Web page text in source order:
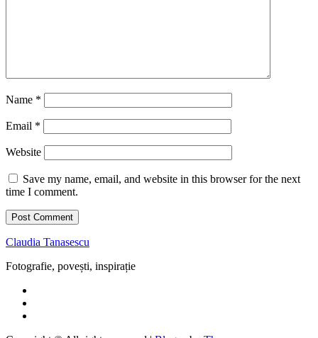
Name *
Email *
Website
Save my name, email, and website in this browser for the next
time I comment.
Claudia Tanasescu
Fotografie, povești, inspirație